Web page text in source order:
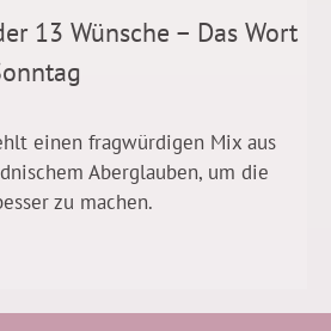
13 Wünsche – Das Wort
einen fragwürdigen Mix aus
Aberglauben, um die
zu machen.